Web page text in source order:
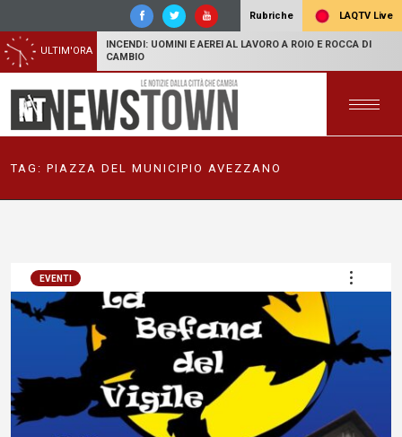
Rubriche LAQTV Live
ULTIM'ORA
INCENDI: UOMINI E AEREI AL LAVORO A ROIO E ROCCA DI
CAMBIO
TAG: PIAZZA DEL MUNICIPIO AVEZZANO
EVENTI